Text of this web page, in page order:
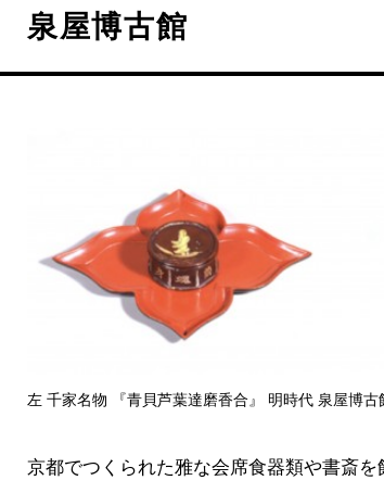
泉屋博古館
左 千家名物 『青貝芦葉達磨香合』 明時代 泉屋博
京都でつくられた雅な会席食器類や書斎